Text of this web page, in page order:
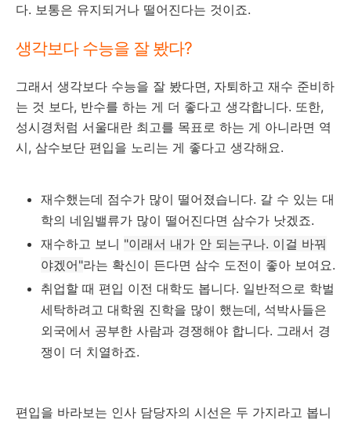
다. 보통은 유지되거나 떨어진다는 것이죠.
생각보다 수능을 잘 봤다?
그래서 생각보다 수능을 잘 봤다면, 자퇴하고 재수 준비하
는 것 보다, 반수를 하는 게 더 좋다고 생각합니다. 또한,
성시경처럼 서울대란 최고를 목표로 하는 게 아니라면 역
시, 삼수보단 편입을 노리는 게 좋다고 생각해요.
재수했는데 점수가 많이 떨어졌습니다. 갈 수 있는 대
학의 네임밸류가 많이 떨어진다면 삼수가 낫겠죠.
재수하고 보니 "이래서 내가 안 되는구나. 이걸 바꿔
야겠어"라는 확신이 든다면 삼수 도전이 좋아 보여요.
취업할 때 편입 이전 대학도 봅니다. 일반적으로 학벌
세탁하려고 대학원 진학을 많이 했는데, 석박사들은
외국에서 공부한 사람과 경쟁해야 합니다. 그래서 경
쟁이 더 치열하죠.
편입을 바라보는 인사 담당자의 시선은 두 가지라고 봅니